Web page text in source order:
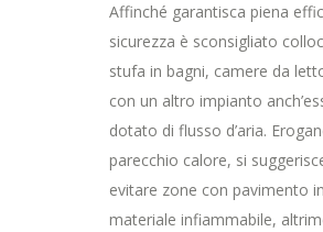
Affinché garantisca piena
sicurezza è sconsigliato
stufa in bagni, camere da
con un altro impianto
dotato di flusso d’aria.
parecchio calore, si
evitare zone con pavimento
materiale infiammabile,